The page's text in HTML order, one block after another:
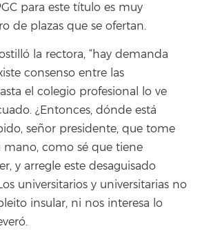
para este título es muy
de plazas que se ofertan.
la rectora, “hay demanda
consenso entre las
el colegio profesional lo ve
¿Entonces, dónde está
señor presidente, que tome
mano, como sé que tiene
y arregle este desaguisado
universitarios y universitarias no
insular, ni nos interesa lo